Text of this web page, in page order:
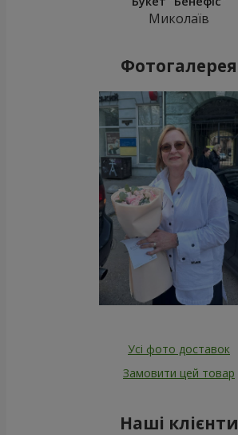
Миколаїв
Фотогалерея
Усі фото доставок
Замовити цей товар
Наші клієнти